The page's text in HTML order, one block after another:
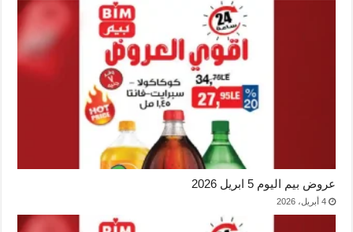
عروض بيم اليوم 5 ابريل 2026
4 أبريل، 2026